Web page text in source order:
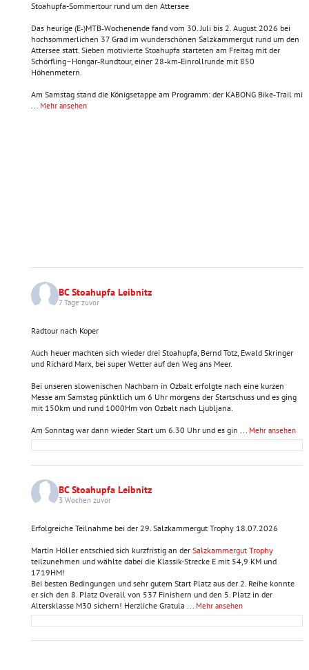
Stoahupfa-Sommertour rund um den Attersee
Das heurige (E‑)MTB‑Wochenende fand vom 30. Juli bis 2. August 2026 bei
hochsommerlichen 37 Grad im wunderschönen Salzkammergut rund um den
Attersee statt. Sieben motivierte Stoahupfa starteten am Freitag mit der
Schörfling–Hongar‑Rundtour, einer 28‑km‑Einrollrunde mit 850
Höhenmetern.
Am Samstag stand die Königsetappe am Programm: der KABONG Bike‑Trail mi
... Mehr ansehen
BC Stoahupfa Leibnitz
7 Tage zuvor
Radtour nach Koper
Auch heuer machten sich wieder drei Stoahupfa, Bernd Totz, Ewald Skringer
und Richard Marx, bei super Wetter auf den Weg ans Meer.
Bei unseren slowenischen Nachbarn in Ozbalt erfolgte nach eine kurzen
Messe am Samstag pünktlich um 6 Uhr morgens der Startschuss und es ging
mit 150km und rund 1000Hm von Ozbalt nach Ljubljana.
Am Sonntag war dann wieder Start um 6.30 Uhr und es gin ... Mehr ansehen
BC Stoahupfa Leibnitz
3 Wochen zuvor
Erfolgreiche Teilnahme bei der 29. Salzkammergut Trophy 18.07.2026
Martin Höller entschied sich kurzfristig an der Salzkammergut Trophy
teilzunehmen und wählte dabei die Klassik-Strecke E mit 54,9 KM und
1719HM!
Bei besten Bedingungen und sehr gutem Start Platz aus der 2. Reihe konnte
er sich den 8. Platz Overall von 537 Finishern und den 5. Platz in der
Altersklasse M30 sichern! Herzliche Gratula ... Mehr ansehen